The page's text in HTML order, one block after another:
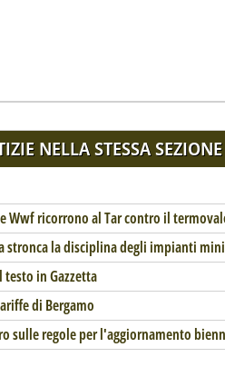
NELLA STESSA SEZIONE
Wwf ricorrono al Tar contro il
stronca la disciplina degli impianti
in Gazzetta
di Bergamo
sulle regole per l'aggiornamento